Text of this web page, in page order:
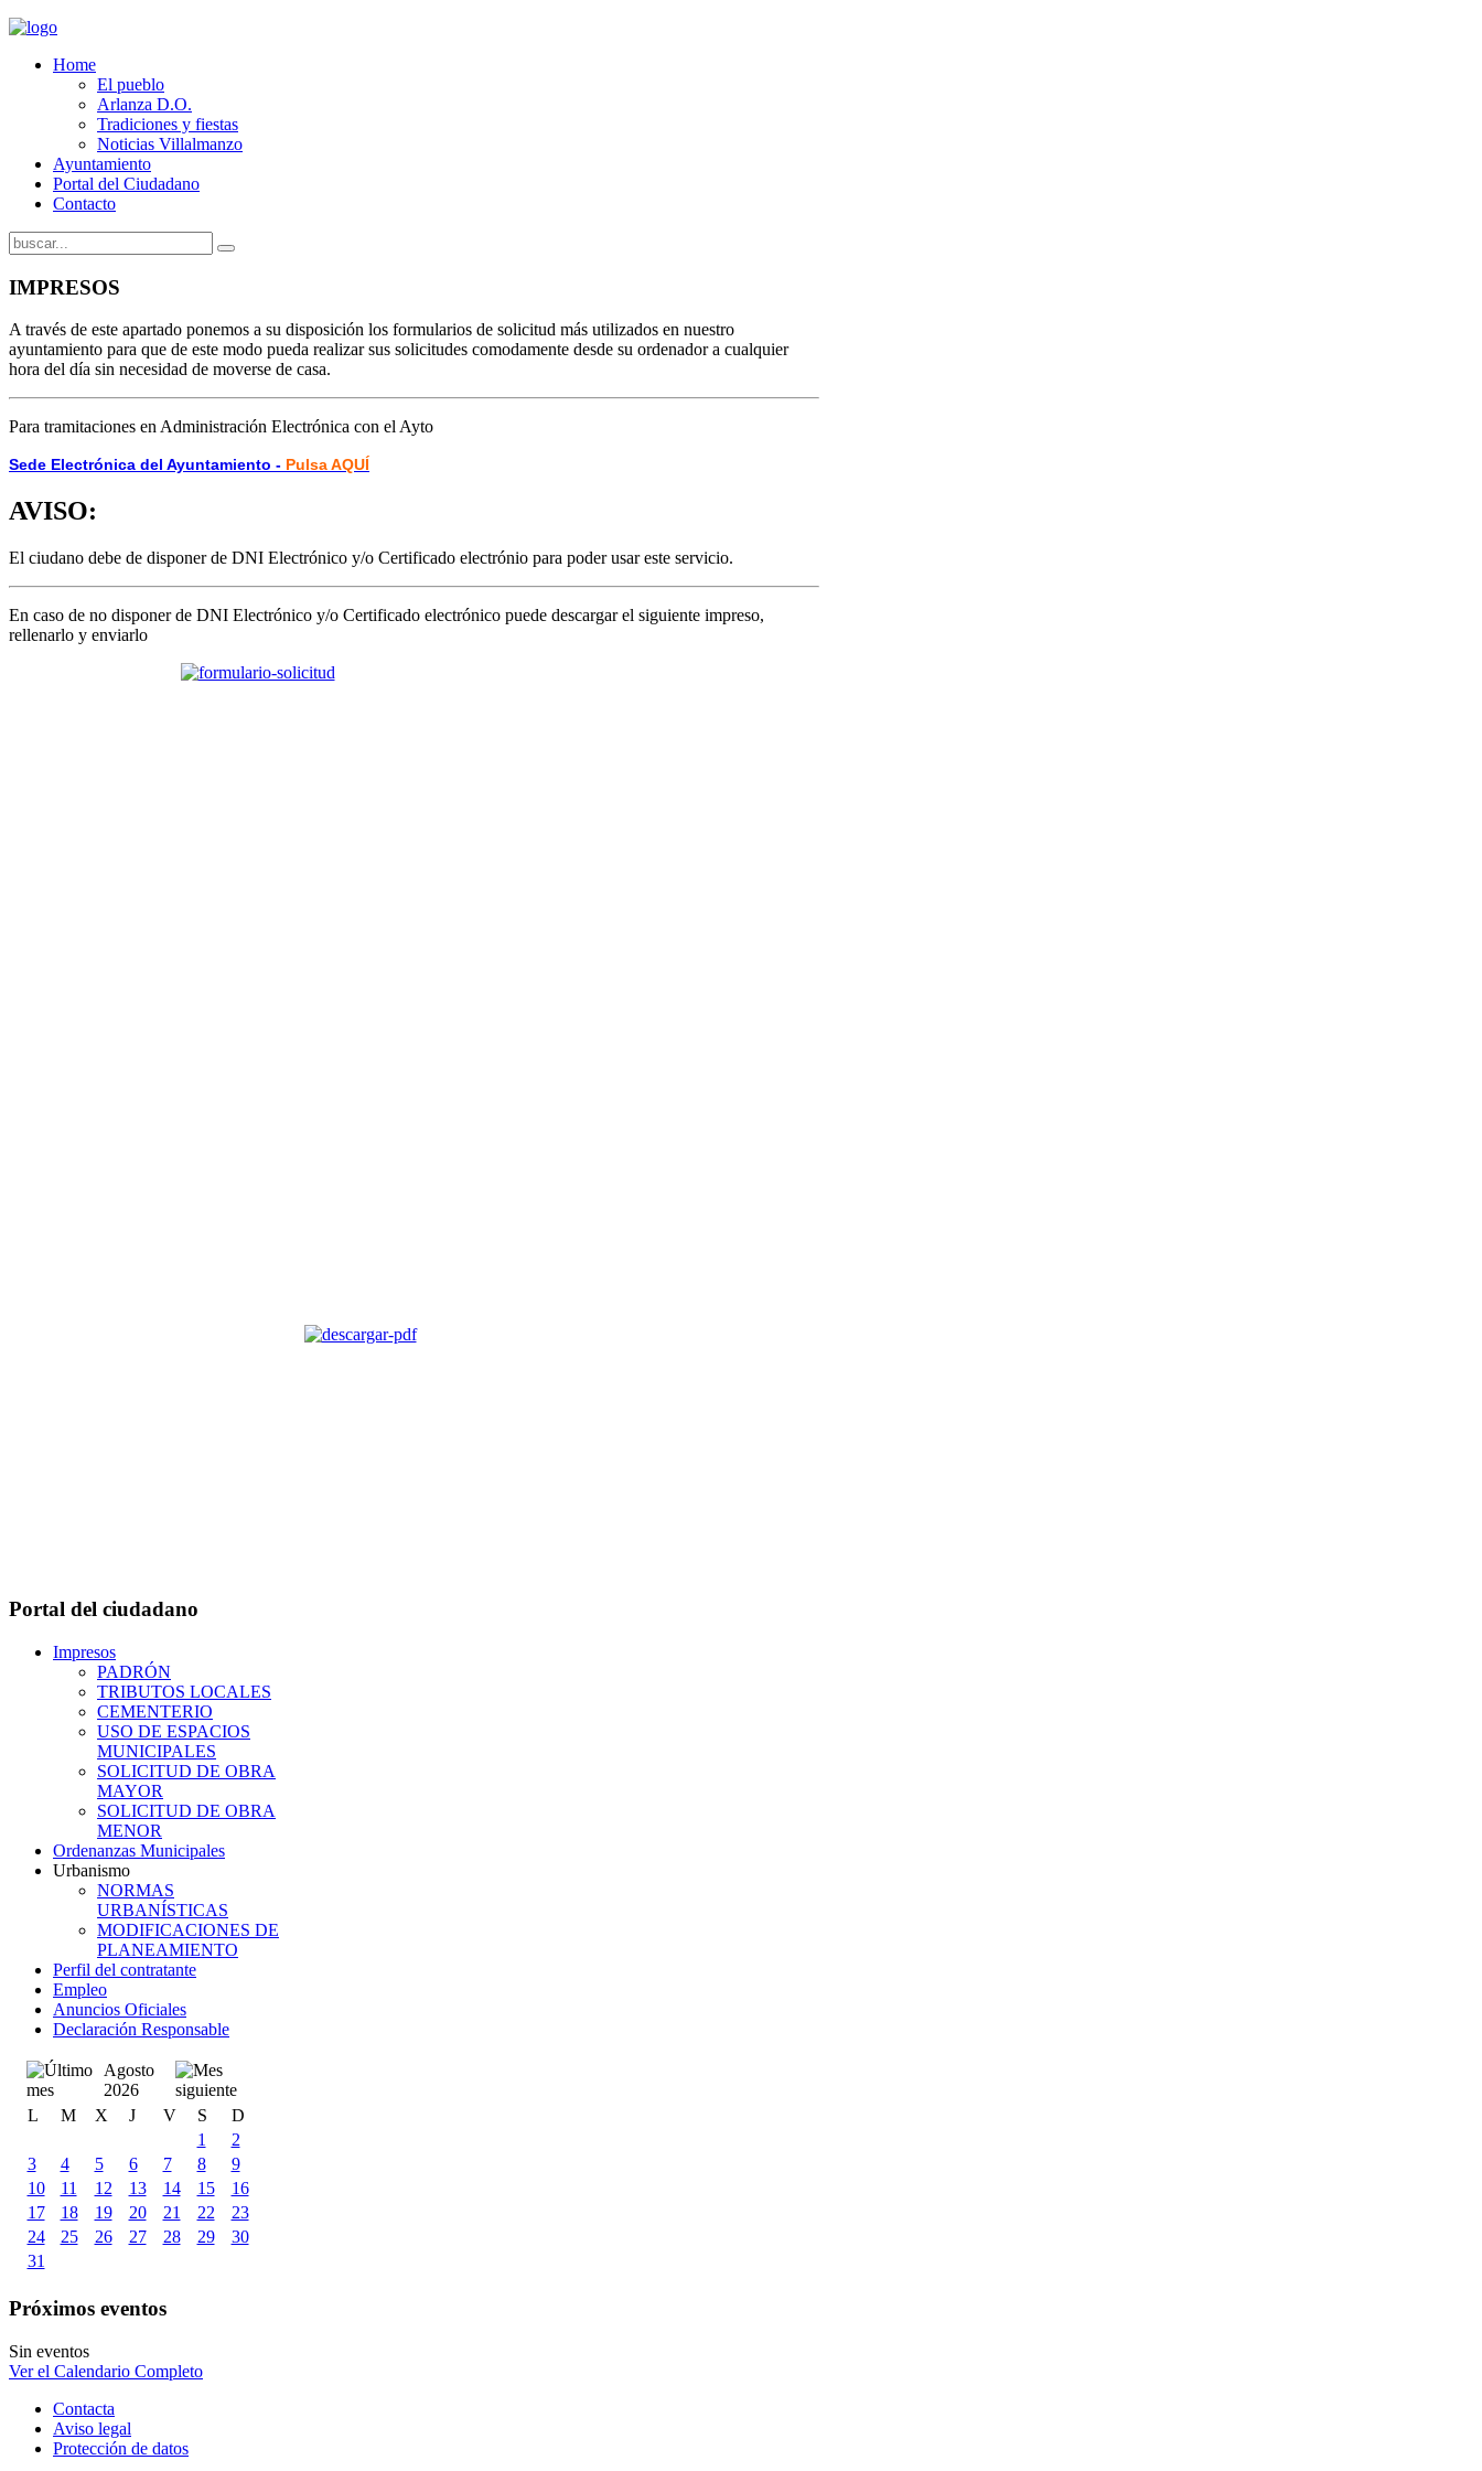
Home
El pueblo
Arlanza D.O.
Tradiciones y fiestas
Noticias Villalmanzo
Ayuntamiento
Portal del Ciudadano
Contacto
IMPRESOS
A través de este apartado ponemos a su disposición los formularios de solicitud más utilizados en nuestro
ayuntamiento para que de este modo pueda realizar sus solicitudes comodamente desde su ordenador a cualquier
hora del día sin necesidad de moverse de casa.
Para tramitaciones en Administración Electrónica con el Ayto
Sede Electrónica del Ayuntamiento - Pulsa AQUÍ
AVISO:
El ciudano debe de disponer de DNI Electrónico y/o Certificado electrónio para poder usar este servicio.
En caso de no disponer de DNI Electrónico y/o Certificado electrónico puede descargar el siguiente impreso,
rellenarlo y enviarlo
Portal del ciudadano
Impresos
PADRÓN
TRIBUTOS LOCALES
CEMENTERIO
USO DE ESPACIOS
MUNICIPALES
SOLICITUD DE OBRA
MAYOR
SOLICITUD DE OBRA
MENOR
Ordenanzas Municipales
Urbanismo
NORMAS
URBANÍSTICAS
MODIFICACIONES DE
PLANEAMIENTO
Perfil del contratante
Empleo
Anuncios Oficiales
Declaración Responsable
Agosto
2026
L
M X J V S
D
1
2
3
4 5 6 7 8
9
10
11 12 13 14 15
16
17
18 19 20 21 22
23
24
25 26 27 28 29
30
31
Próximos eventos
Sin eventos
Ver el Calendario Completo
Contacta
Aviso legal
Protección de datos